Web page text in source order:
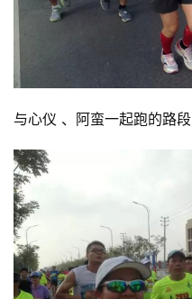
与心仪 、阿蛮一起跑的路段